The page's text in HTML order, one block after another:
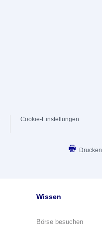
Cookie-Einstellungen
Drucken
Wissen
Börse besuchen